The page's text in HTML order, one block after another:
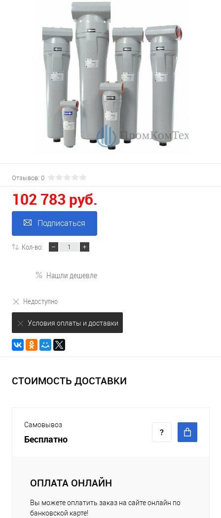
Отзывов: 0
102 783 руб.
Подписаться
Кол-во:
Нашли дешевле
Недоступно
Условия оплаты и доставки
СТОИМОСТЬ ДОСТАВКИ
Самовывоз
Бесплатно
ОПЛАТА ОНЛАЙН
Вы можете оплатить заказ на сайте онлайн по
банковской карте!